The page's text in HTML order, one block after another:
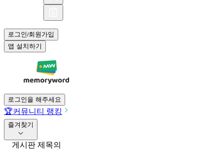
로그인/회원가입
앱 설치하기
로그인을 해주세요
🏆커뮤니티 랭킹
즐겨찾기
게시판 제목의